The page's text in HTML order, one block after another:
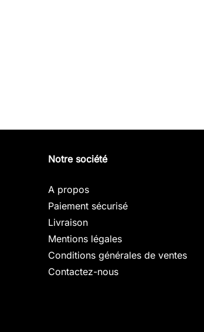
Notre société
A propos
Paiement sécurisé
Livraison
Mentions légales
Conditions générales de ventes
Contactez-nous